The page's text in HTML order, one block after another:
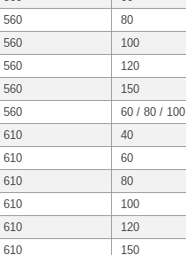
560 80
560 100
560 120
560 150
560 60 / 80 / 100
610 40
610 60
610 80
610 100
610 120
610 150